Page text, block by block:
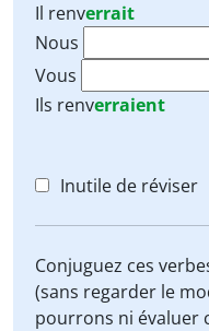
Il renverrait
Nous
Vous
Ils renverraient
Inutile de réviser
Conjuguez ces
(sans regarder le
pourrons ni évaluer